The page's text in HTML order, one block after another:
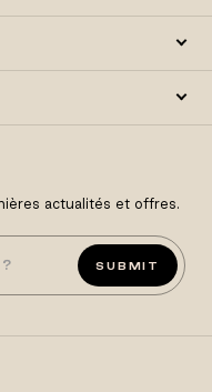
actualités et offres.
SUBMIT